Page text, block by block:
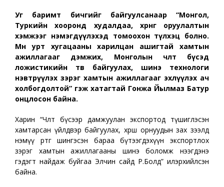
Уг баримт бичгийг байгуулсанаар “Монгол,
Туркийн хооронд худалдаа, хөрөнгө оруулалтын
хэмжээг нэмэгдүүлэхэд томоохон түлхэц болно.
Мөн урт хугацааны харилцан ашигтай хамтын
ажиллагааг дэмжих, Монголын чөлөөт бүсэд
ложистикийн төв байгуулах, шинэ технологи
нэвтрүүлэх зэрэг хамтын ажиллагааг эхлүүлэх ач
холбогдолтой” гэж хатагтай Гонжа Йылмаз Батур
онцлосон байна.
Харин “Чөлөөт бүсээр дамжуулан экспортод түшиглэсэн
хамтарсан үйлдвэр байгуулах, хөрш орнуудын зах зээлд
нэмүү өртөг шингэсэн бараа бүтээгдэхүүн экспортлох
зэрэг хамтын ажиллагааны шинэ боломж нээгдэнэ
гэдэгт найдаж буйгаа Элчин сайд Р.Болд” илэрхийлсэн
байна.